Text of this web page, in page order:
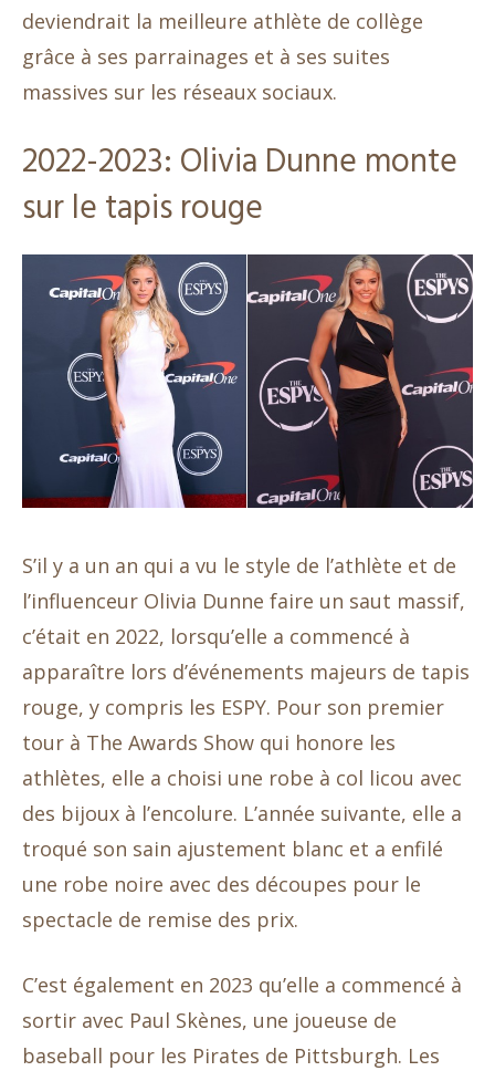
deviendrait la meilleure athlète de collège
grâce à ses parrainages et à ses suites
massives sur les réseaux sociaux.
2022-2023: Olivia Dunne monte
sur le tapis rouge
S’il y a un an qui a vu le style de l’athlète et de
l’influenceur Olivia Dunne faire un saut massif,
c’était en 2022, lorsqu’elle a commencé à
apparaître lors d’événements majeurs de tapis
rouge, y compris les ESPY. Pour son premier
tour à The Awards Show qui honore les
athlètes, elle a choisi une robe à col licou avec
des bijoux à l’encolure. L’année suivante, elle a
troqué son sain ajustement blanc et a enfilé
une robe noire avec des découpes pour le
spectacle de remise des prix.
C’est également en 2023 qu’elle a commencé à
sortir avec Paul Skènes, une joueuse de
baseball pour les Pirates de Pittsburgh. Les